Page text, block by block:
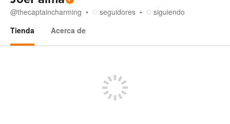
@thecaptaincharming seguidores
siguiendo
Tienda
Acerca de